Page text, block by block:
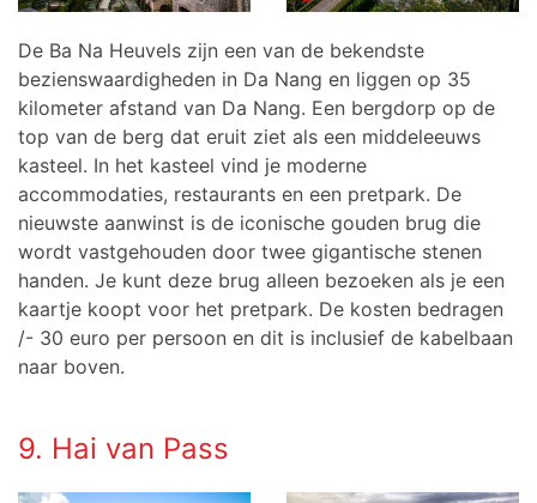
De Ba Na Heuvels zijn een van de bekendste
bezienswaardigheden in Da Nang en liggen op 35
kilometer afstand van Da Nang. Een bergdorp op de
top van de berg dat eruit ziet als een middeleeuws
kasteel. In het kasteel vind je moderne
accommodaties, restaurants en een pretpark. De
nieuwste aanwinst is de iconische gouden brug die
wordt vastgehouden door twee gigantische stenen
handen. Je kunt deze brug alleen bezoeken als je een
kaartje koopt voor het pretpark. De kosten bedragen
/- 30 euro per persoon en dit is inclusief de kabelbaan
naar boven.
9. Hai van Pass